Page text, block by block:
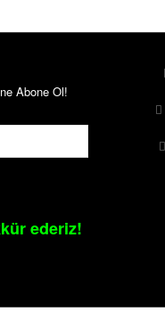
Abone Ol!
ederiz!